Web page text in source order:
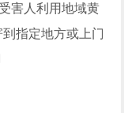
害人利用地域黄
指定地方或上门